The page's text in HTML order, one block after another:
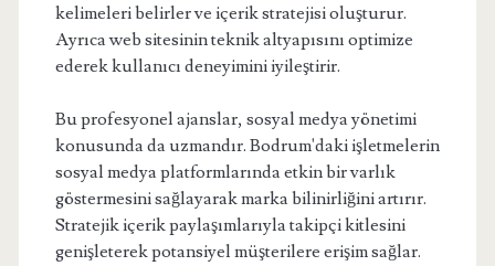
kelimeleri belirler ve içerik stratejisi oluşturur.
Ayrıca web sitesinin teknik altyapısını optimize
ederek kullanıcı deneyimini iyileştirir.
Bu profesyonel ajanslar, sosyal medya yönetimi
konusunda da uzmandır. Bodrum'daki işletmelerin
sosyal medya platformlarında etkin bir varlık
göstermesini sağlayarak marka bilinirliğini artırır.
Stratejik içerik paylaşımlarıyla takipçi kitlesini
genişleterek potansiyel müşterilere erişim sağlar.